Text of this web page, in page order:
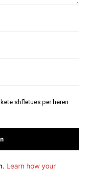
shfletues për herën
Learn how your